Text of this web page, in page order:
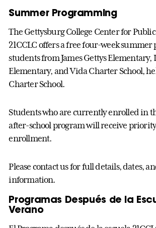
Summer Programming
The Gettysburg College Center for
21CCLC offers a free four-week
students from James Gettys Elementary,
Elementary, and Vida Charter School,
Charter School.
Students who are currently enrolled in
after‑school program will receive
enrollment.
Please contact us for full details, dates,
information.
Programas Después de la
Verano